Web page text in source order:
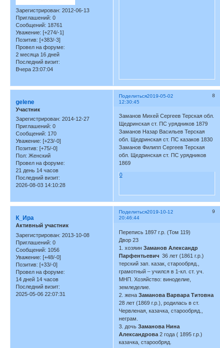
Зарегистрирован: 2012-06-13
Приглашений: 0
Сообщений: 18761
Уважение: [+274/-1]
Позитив: [+383/-3]
Провел на форуме:
2 месяца 16 дней
Последний визит:
Вчера 23:07:04
Поделиться 8
2019-05-02
12:30:45
gelene
Участник
Зарегистрирован: 2014-12-27
Приглашений: 0
Сообщений: 170
Уважение: [+23/-0]
Позитив: [+75/-0]
Пол: Женский
Провел на форуме:
21 день 14 часов
Последний визит:
2026-08-03 14:10:28
Заманов Михей Сергеев Терская обл.
Щедринская ст. ПС урядников 1879
Заманов Назар Васильев Терская
обл. Щедринская ст. ПС казаков 1830
Заманов Филипп Сергеев Терская
обл. Щедринская ст. ПС урядников
1869
0
Поделиться 9
2019-10-12
20:46:44
К_Ира
Активный участник
Зарегистрирован: 2013-10-08
Приглашений: 0
Сообщений: 1056
Уважение: [+48/-0]
Позитив: [+33/-0]
Провел на форуме:
14 дней 14 часов
Последний визит:
2025-05-06 22:07:31
Перепись 1897 г.р. (Том 119)
Двор 23
1. хозяинЗаманов Александр
Парфентьевич 36 лет (1861 г.р.)
терский зап. казак, старообряд.,
грамотный – учился в 1-кл. ст. уч.
МНП. Хозяйство: виноделие,
земледелие.
2. женаЗаманова Варвара Титовна
28 лет (1869 г.р.), родилась в ст.
Червленая, казачка, старообряд.,
неграм.
3. дочьЗаманова Нина
Александрова2 года ( 1895 г.р.)
казачка, старообряд.